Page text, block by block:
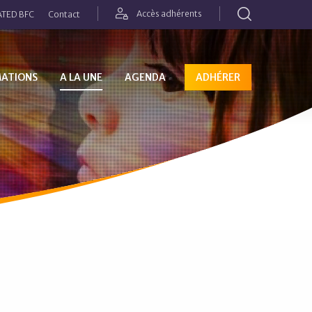
BFC Contact Accès adhérents
A LA UNE AGENDA ADHÉRER